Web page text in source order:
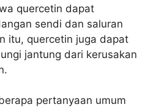
quercetin dapat
sendi dan saluran
itu, quercetin juga dapat
jantung dari kerusakan
pertanyaan umum